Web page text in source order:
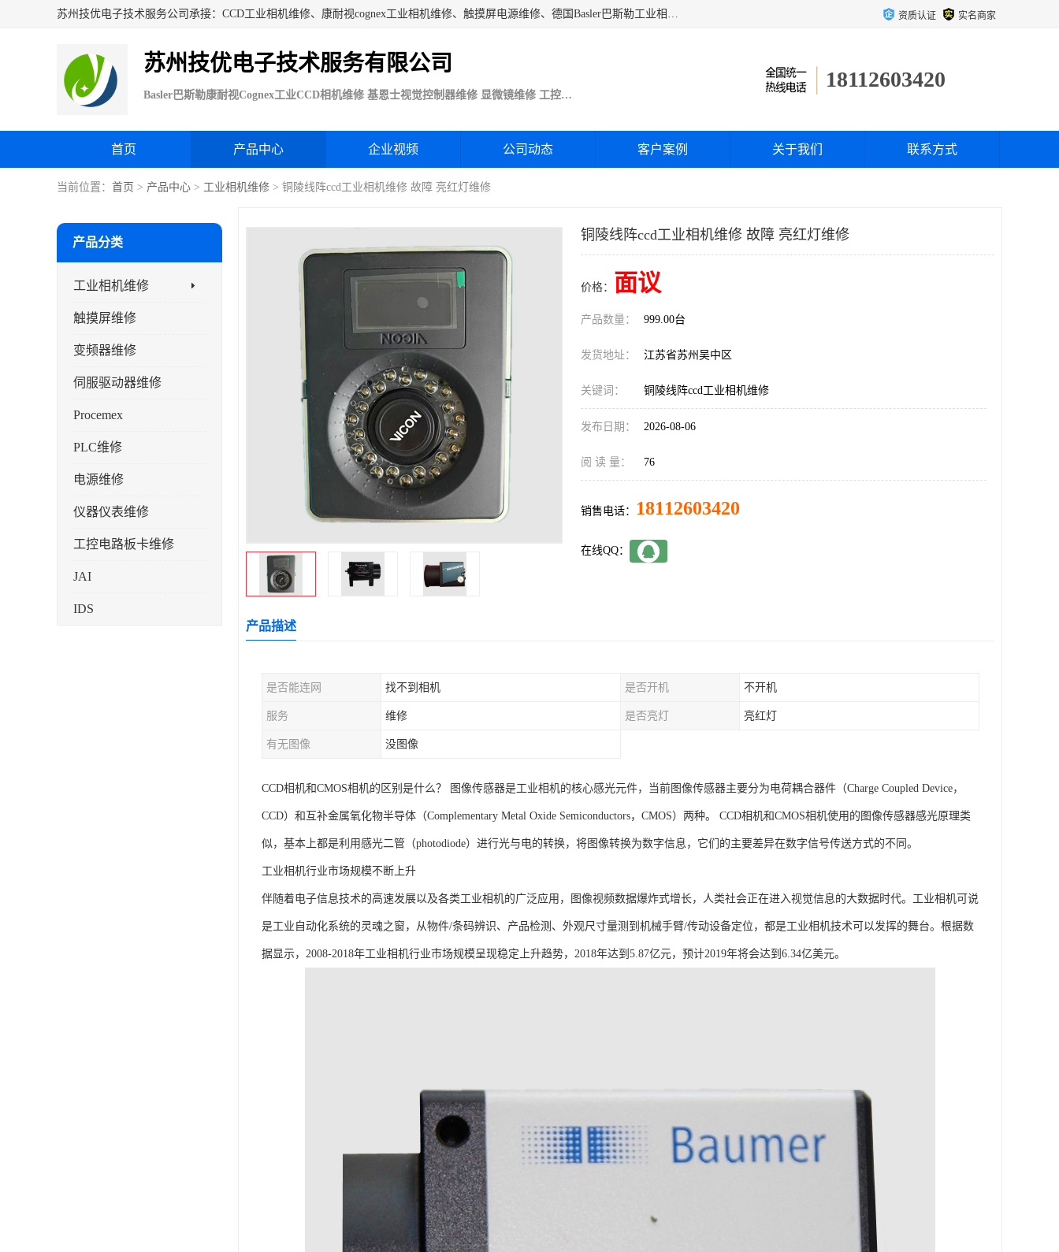
苏州技优电子技术服务公司承接：CCD工业相机维修、康耐视cognex工业相机维修、触摸屏电源维修、德国Basler巴斯勒工业相机维修、科研蛋白分析仪制冷相机维修等各种设备维修。公司客户行业涉及机械制造、注塑业、橡胶、电路板制造工厂、印刷、电梯、汽车生产、发电、电镀、医疗、食品、包装等。 资质认证 实名商家
苏州技优电子技术服务有限公司
Basler巴斯勒康耐视Cognex工业CCD相机维修 基恩士视觉控制器维修 显微镜维修 工控触摸屏电源电路板维修
18112603420
首页 产品中心 企业视频 公司动态 客户案例 关于我们 联系方式
当前位置： 首页 > 产品中心 > 工业相机维修 > 铜陵线阵ccd工业相机维修 故障 亮红灯维修
产品分类
工业相机维修
触摸屏维修
变频器维修
伺服驱动器维修
Procemex
PLC维修
电源维修
仪器仪表维修
工控电路板卡维修
JAI
IDS
铜陵线阵ccd工业相机维修 故障 亮红灯维修
价格： 面议
产品数量： 999.00台
发货地址： 江苏省苏州吴中区
关键词： 铜陵线阵ccd工业相机维修
发布日期： 2026-08-06
阅 读 量： 76
销售电话： 18112603420
在线QQ：
产品描述
是否能连网 找不到相机 是否开机 不开机
服务 维修 是否亮灯 亮红灯
有无图像 没图像
CCD相机和CMOS相机的区别是什么？ 图像传感器是工业相机的核心感光元件，当前图像传感器主要分为电荷耦合器件（Charge Coupled Device，
CCD）和互补金属氧化物半导体（Complementary Metal Oxide Semiconductors，CMOS）两种。 CCD相机和CMOS相机使用的图像传感器感光原理类
似，基本上都是利用感光二管（photodiode）进行光与电的转换，将图像转换为数字信息，它们的主要差异在数字信号传送方式的不同。
工业相机行业市场规模不断上升
伴随着电子信息技术的高速发展以及各类工业相机的广泛应用，图像视频数据爆炸式增长，人类社会正在进入视觉信息的大数据时代。工业相机可说
是工业自动化系统的灵魂之窗，从物件/条码辨识、产品检测、外观尺寸量测到机械手臂/传动设备定位，都是工业相机技术可以发挥的舞台。根据数
据显示，2008-2018年工业相机行业市场规模呈现稳定上升趋势，2018年达到5.87亿元，预计2019年将会达到6.34亿美元。